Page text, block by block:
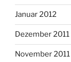
Januar 2012
Dezember 2011
November 2011